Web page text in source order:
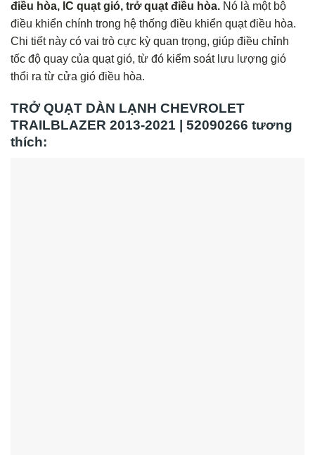
điều hòa, IC quạt gió, trở quạt điều hòa. Nó là một bộ
điều khiển chính trong hệ thống điều khiển quạt điều hòa.
Chi tiết này có vai trò cực kỳ quan trọng, giúp điều chỉnh
tốc độ quay của quạt gió, từ đó kiểm soát lưu lượng gió
thổi ra từ cửa gió điều hòa.
TRỞ QUẠT DÀN LẠNH CHEVROLET
TRAILBLAZER 2013-2021 | 52090266 tương
thích: